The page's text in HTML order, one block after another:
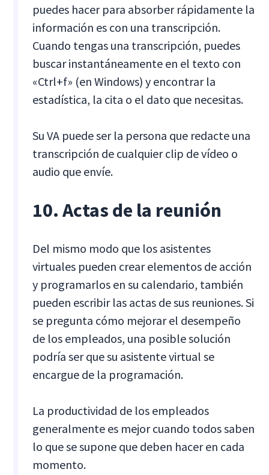
puedes hacer para absorber rápidamente la
información es con una transcripción.
Cuando tengas una transcripción, puedes
buscar instantáneamente en el texto con
«Ctrl+f» (en Windows) y encontrar la
estadística, la cita o el dato que necesitas.
Su VA puede ser la persona que redacte una
transcripción de cualquier clip de vídeo o
audio que envíe.
10. Actas de la reunión
Del mismo modo que los asistentes
virtuales pueden crear elementos de acción
y programarlos en su calendario, también
pueden escribir las actas de sus reuniones. Si
se pregunta cómo mejorar el desempeño
de los empleados, una posible solución
podría ser que su asistente virtual se
encargue de la programación.
La productividad de los empleados
generalmente es mejor cuando todos saben
lo que se supone que deben hacer en cada
momento.